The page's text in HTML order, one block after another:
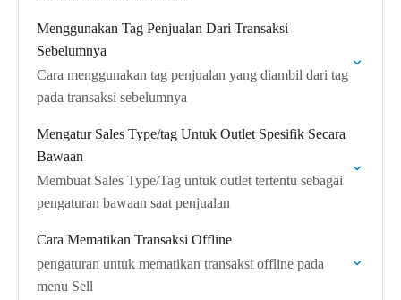
Menggunakan Tag Penjualan Dari Transaksi
Sebelumnya
Cara menggunakan tag penjualan yang diambil dari tag
pada transaksi sebelumnya
Mengatur Sales Type/tag Untuk Outlet Spesifik Secara
Bawaan
Membuat Sales Type/Tag untuk outlet tertentu sebagai
pengaturan bawaan saat penjualan
Cara Mematikan Transaksi Offline
pengaturan untuk mematikan transaksi offline pada
menu Sell